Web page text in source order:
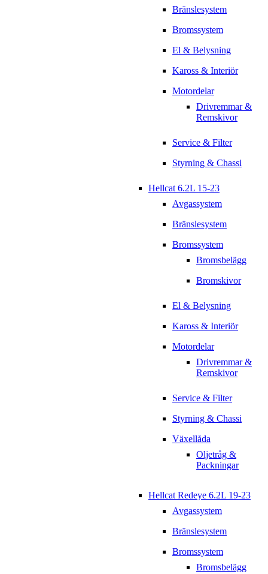
Bränslesystem
Bromssystem
El & Belysning
Kaross & Interiör
Motordelar
Drivremmar &
Remskivor
Service & Filter
Styrning & Chassi
Hellcat 6.2L 15-23
Avgassystem
Bränslesystem
Bromssystem
Bromsbelägg
Bromskivor
El & Belysning
Kaross & Interiör
Motordelar
Drivremmar &
Remskivor
Service & Filter
Styrning & Chassi
Växellåda
Oljetråg &
Packningar
Hellcat Redeye 6.2L 19-23
Avgassystem
Bränslesystem
Bromssystem
Bromsbelägg